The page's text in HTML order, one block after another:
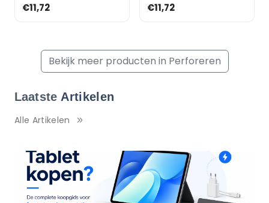
€11,72 €11,72
Bekijk meer producten in Perforeren
Laatste Artikelen
Alle Artikelen